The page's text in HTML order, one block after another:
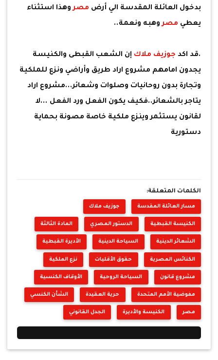
بدخول العائلة المقدسة الي أرض مصروهذا استثناء
يعطي مصروهبه ونعمة..
.قد اكد جوزيف ملاك إن الشعب القبطى والكنيسة
يجدون امامهم مشروع اراد طريق وأراضي ونزع للملكية
وتجارة بدون روحانيات وصلوات وشعائر...مشروع اراد
يتاجر بالشعائر..فكيف يكون الفعل ورد الفعل ...لا
لقانون يستثمر وينزع ملكية خاصة مصونة بحماية
دستورية
الكلمات المتعلقة:
مسار العائلة المقدسة جوزيف ملاك
الكنيسة القبطية الدستور المصري المادة الثالثة
الشعائر الدينية السياحة الدينية الأديرة القبطية
الكنائس المصرية حقوق الأقليات نزع الملكية
مشروع قانون السياحة الروحية الأوقاف الكنسية
مفوضية الأمم المتحدة حرية العقيدة الشأن الكنسي
مصر الكنيسة والأديرة الجدل القانوني